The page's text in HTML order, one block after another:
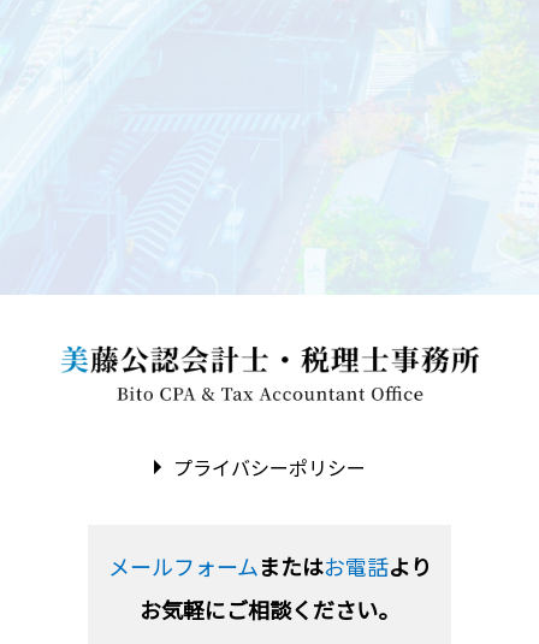
プライバシーポリシー
メールフォームまたはお電話より
お気軽にご相談ください。